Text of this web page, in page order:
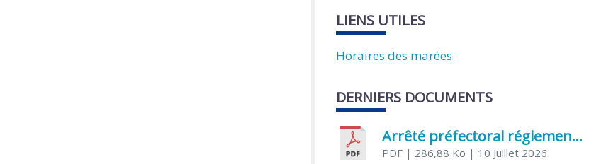
LIENS UTILES
Horaires des marées
DERNIERS DOCUMENTS
Arrêté préfectoral réglementant l’usage de l’eau
PDF | 286,88 Ko | 10 Juillet 2026